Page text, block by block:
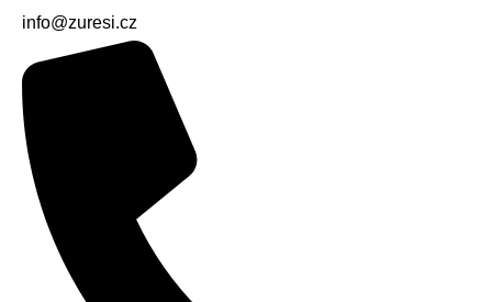
info@zuresi.cz